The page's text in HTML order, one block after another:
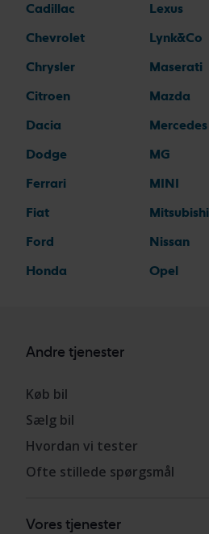
Cadillac
Chevrolet
Chrysler
Citroen
Dacia
Dodge
Ferrari
Fiat
Ford
Honda
Lexus
Lynk&Co
Maserati
Mazda
Mercedes
MG
MINI
Mitsubishi
Nissan
Opel
Andre tjenester
Køb bil
Sælg bil
Hvordan vi tester
Ofte stillede spørgsmål
Vores tjenester